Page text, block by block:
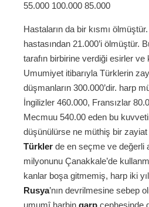
55.000 100.000 85.000
Hastaların da bir kısmı
hastasından 21.000’i ölmüştür.
tarafın birbirine verdiği esirler ve
Umumiyet itibarıyla Türklerin
düşmanların 300.000’dir. harp
İngilizler 460.000, Fransızlar
Mecmuu 540.00 eden bu
düşünülürse ne müthiş bir zayiat
Türkler de en seçme ve değerli
milyonunu Çanakkale’de
kanlar boşa gitmemiş, harp iki
Rusya’nın devrilmesine sebep